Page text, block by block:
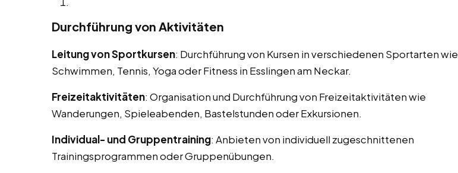
Durchführung von Aktivitäten
Leitung von Sportkursen: Durchführung von Kursen in verschiedenen Sportarten wie
Schwimmen, Tennis, Yoga oder Fitness in Esslingen am Neckar.
Freizeitaktivitäten: Organisation und Durchführung von Freizeitaktivitäten wie
Wanderungen, Spieleabenden, Bastelstunden oder Exkursionen.
Individual- und Gruppentraining: Anbieten von individuell zugeschnittenen
Trainingsprogrammen oder Gruppenübungen.